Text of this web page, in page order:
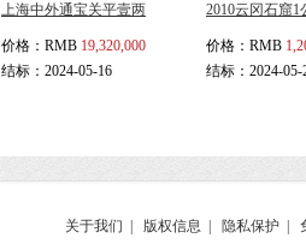
上海中外通宝关平壹两
价格： RMB 19,320,000
结标：2024-05-16
2010云冈石窟1
价格： RMB
结标：2024-05-
关于我们 版权信息 隐私保护